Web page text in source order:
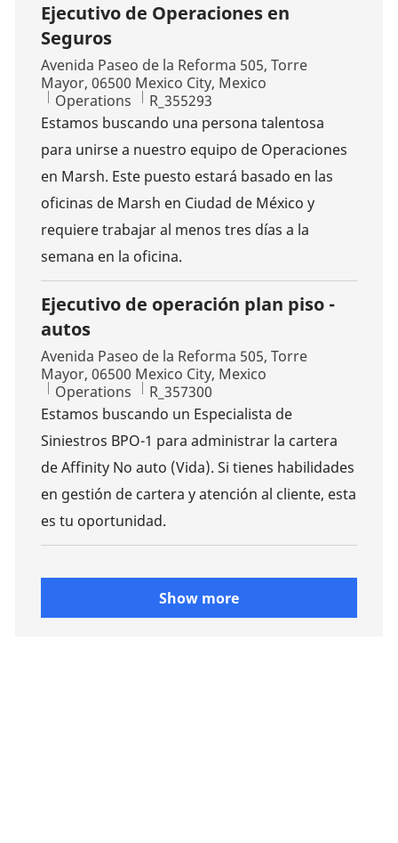
Ejecutivo de Operaciones en
Seguros
Location
Avenida Paseo de la Reforma 505, Torre
Mayor, 06500 Mexico City, Mexico
Category
Operations Job Id
R_355293
Estamos buscando una persona talentosa
para unirse a nuestro equipo de Operaciones
en Marsh. Este puesto estará basado en las
oficinas de Marsh en Ciudad de México y
requiere trabajar al menos tres días a la
semana en la oficina.
Ejecutivo de operación plan piso -
autos
Location
Avenida Paseo de la Reforma 505, Torre
Mayor, 06500 Mexico City, Mexico
Category
Operations Job Id
R_357300
Estamos buscando un Especialista de
Siniestros BPO-1 para administrar la cartera
de Affinity No auto (Vida). Si tienes habilidades
en gestión de cartera y atención al cliente, esta
es tu oportunidad.
Show more